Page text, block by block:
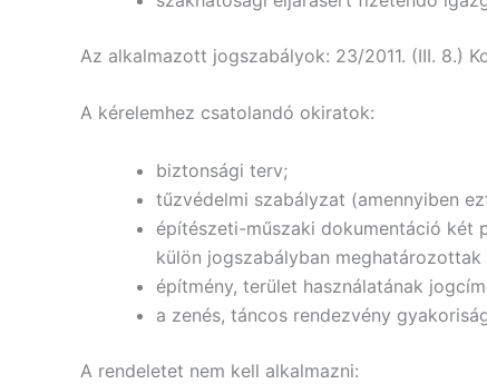
Az alkalmazott jogszabályok: 23/2011. (III. 8.)
A kérelemhez csatolandó okiratok:
biztonsági terv;
tűzvédelmi szabályzat (amennyiben
építészeti-műszaki dokumentáció két
külön jogszabályban meghatározottak
építmény, terület használatának
a zenés, táncos rendezvény
A rendeletet nem kell alkalmazni: